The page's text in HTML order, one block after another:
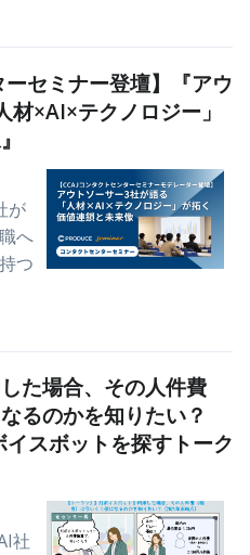
ーセミナー登壇】『アウ
材×AI×テクノロジー」
が
へ
つ
た場合、その人件費
るのかを知りたい？
イスボットを探すトーク
社